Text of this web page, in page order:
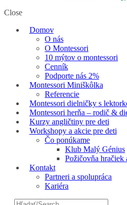
Close
Domov
O nás
O Montessori
10 mýtov o montessori
Cenník
Podporte nás 2%
Montessori Miniškôlka
Referencie
Montessori dielničky s
Montessori herňa – rodič &
Kurzy angličtiny pre deti
Workshopy a akcie pre deti
Čo ponúkame
Klub Malý Génius
Požičovňa hračiek
Kontakt
Partneri a spolupráca
Kariéra